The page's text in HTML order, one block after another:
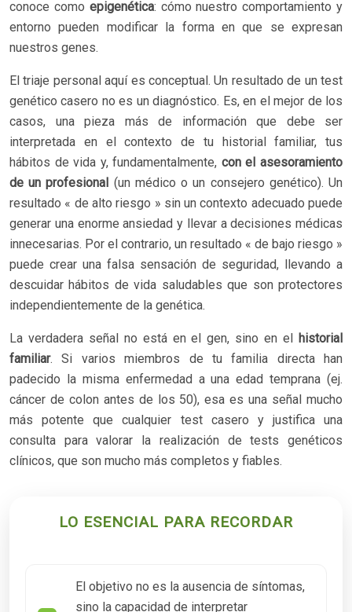
conoce como epigenética: cómo nuestro comportamiento y
entorno pueden modificar la forma en que se expresan
nuestros genes.
El triaje personal aquí es conceptual. Un resultado de un test
genético casero no es un diagnóstico. Es, en el mejor de los
casos, una pieza más de información que debe ser
interpretada en el contexto de tu historial familiar, tus
hábitos de vida y, fundamentalmente, con el asesoramiento
de un profesional (un médico o un consejero genético). Un
resultado « de alto riesgo » sin un contexto adecuado puede
generar una enorme ansiedad y llevar a decisiones médicas
innecesarias. Por el contrario, un resultado « de bajo riesgo »
puede crear una falsa sensación de seguridad, llevando a
descuidar hábitos de vida saludables que son protectores
independientemente de la genética.
La verdadera señal no está en el gen, sino en el
historial
familiar. Si varios miembros de tu familia directa han
padecido la misma enfermedad a una edad temprana (ej.
cáncer de colon antes de los 50), esa es una señal mucho
más potente que cualquier test casero y justifica una
consulta para valorar la realización de tests genéticos
clínicos, que son mucho más completos y fiables.
LO ESENCIAL PARA RECORDAR
El objetivo no es la ausencia de síntomas,
sino la capacidad de interpretar